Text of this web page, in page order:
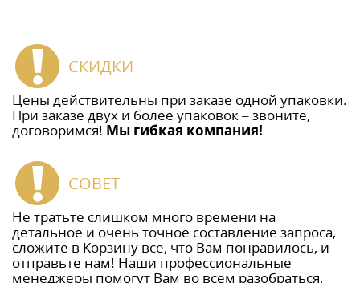
СКИДКИ
Цены действительны при заказе одной упаковки.
При заказе двух и более упаковок – звоните,
договоримся! Мы гибкая компания!
СОВЕТ
Не тратьте слишком много времени на
детальное и очень точное составление запроса,
сложите в Корзину все, что Вам понравилось, и
отправьте нам! Наши профессиональные
менеджеры помогут Вам во всем разобраться,